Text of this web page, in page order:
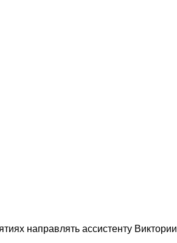
направлять ассистенту Виктории